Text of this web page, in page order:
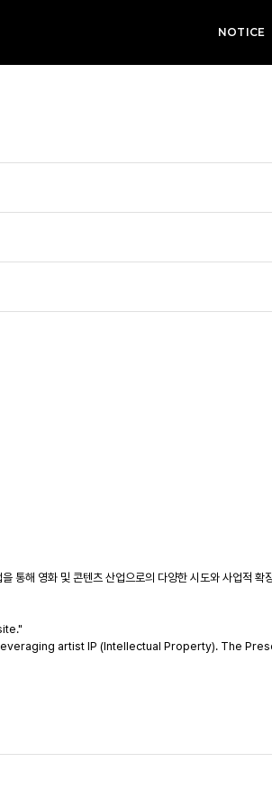
NOTICE
통해 영화 및 콘텐츠 산업으로의 다양한 시도와 사업적 확
artist IP (Intellectual Property). The